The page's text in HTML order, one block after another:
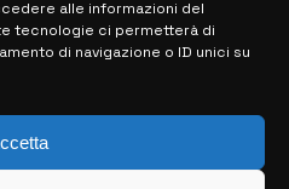
alle informazioni del
tecnologie ci permetterà di
di navigazione o ID unici su